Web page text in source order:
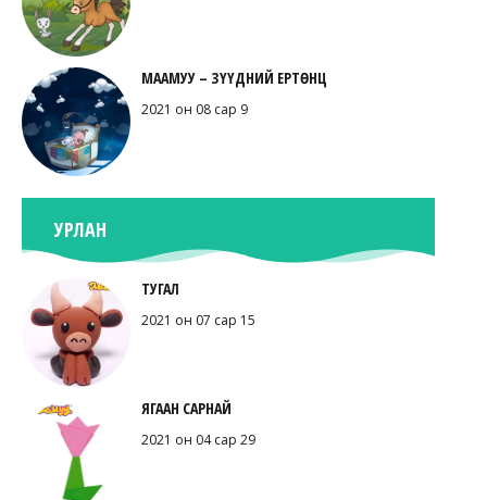
МААМУУ – ЗҮҮДНИЙ ЕРТӨНЦ
2021 он 08 сар 9
УРЛАН
ТУГАЛ
2021 он 07 сар 15
ЯГААН САРНАЙ
2021 он 04 сар 29